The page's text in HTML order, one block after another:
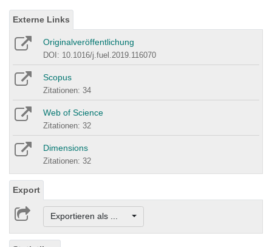
Externe Links
Originalveröffentlichung
DOI: 10.1016/j.fuel.2019.116070
Scopus
Zitationen: 34
Web of Science
Zitationen: 32
Dimensions
Zitationen: 32
Export
Exportieren als ...